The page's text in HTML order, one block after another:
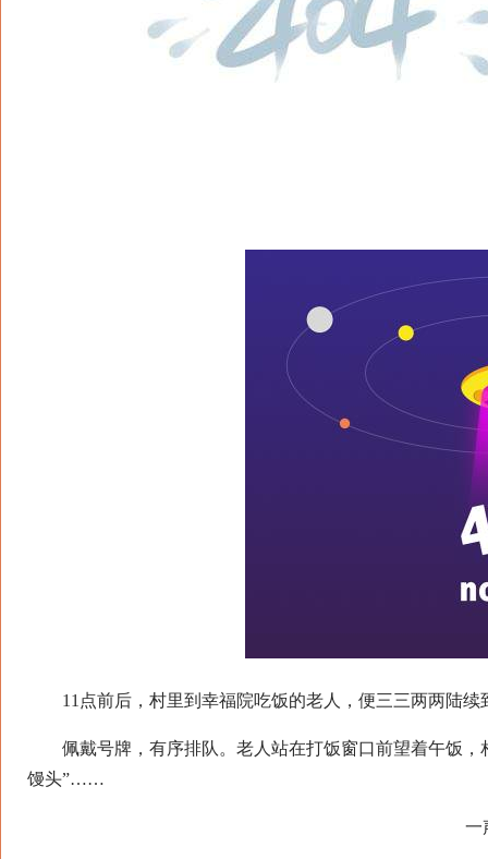
11点前后，村里到幸福院吃饭的老人，便三三两两陆续
佩戴号牌，有序排队。老人站在打饭窗口前望着午饭，
馒头”……
一声